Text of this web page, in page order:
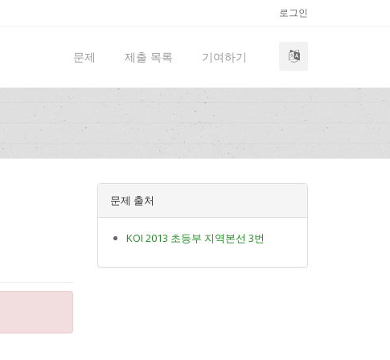
로그인
문제 제출 목록 기여하기
문제 출처
KOI 2013 초등부 지역본선 3번